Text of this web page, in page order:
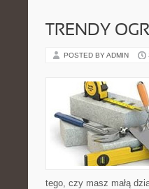
TRENDY
POSTED BY ADMIN
tego, czy masz małą